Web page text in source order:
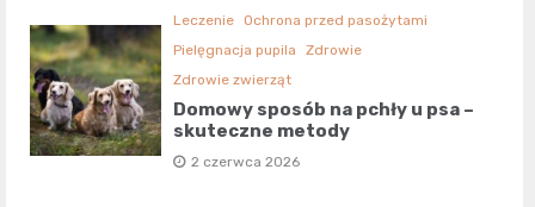
Leczenie
Ochrona przed pasożytami
Pielęgnacja pupila
Zdrowie
Zdrowie zwierząt
Domowy sposób na pchły u psa –
skuteczne metody
2 czerwca 2026